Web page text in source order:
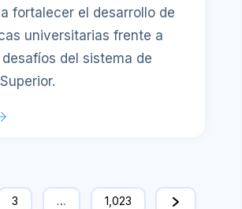
fortalecer el desarrollo de
universitarias frente a
desafíos del sistema de
3 … 1,023